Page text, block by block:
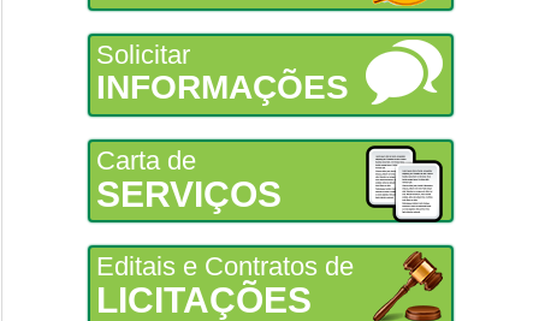
Solicitar
INFORMAÇÕES
Carta de
SERVIÇOS
Editais e Contratos de
LICITAÇÕES